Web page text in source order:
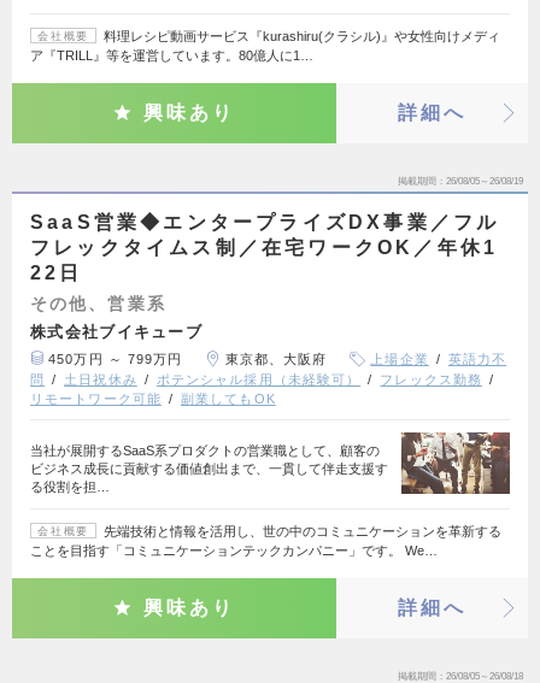
会社概要
料理レシピ動画サービス『kurashiru(クラシル)』や女性向けメディ
ア『TRILL』等を運営しています。80億人に1…
興味あり 詳細へ
掲載期間 26/08/05～26/08/19
SaaS営業◆エンタープライズDX事業／フル
フレックタイムス制／在宅ワークOK／年休1
22日
その他、営業系
株式会社ブイキューブ
450万円 ～ 799万円 東京都、大阪府 上場企業
英語力不
問
土日祝休み ポテンシャル採用（未経験可）
フレックス勤務
リモートワーク可能
副業してもOK
当社が展開するSaaS系プロダクトの営業職として、顧客の
ビジネス成長に貢献する価値創出まで、一貫して伴走支援す
る役割を担…
会社概要
先端技術と情報を活用し、世の中のコミュニケーションを革新する
ことを目指す「コミュニケーションテックカンパニー」です。 We…
興味あり 詳細へ
掲載期間 26/08/05～26/08/18